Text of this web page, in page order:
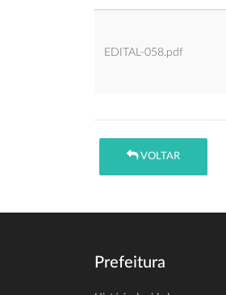
EDITAL-058.pdf
VOLTAR
Prefeitura